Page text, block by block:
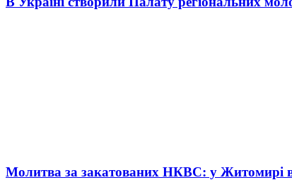
Молитва за закатованих НКВС: у Житомирі